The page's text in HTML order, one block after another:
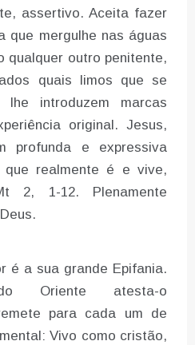
assertivo. Aceita fazer
que mergulhe nas águas
qualquer outro penitente,
quais limos que se
introduzem marcas
original. Jesus,
profunda e expressiva
realmente é e vive,
2, 1-12. Plenamente
é a sua grande Epifania.
Oriente atesta-o
para cada um de
Vivo como cristão,